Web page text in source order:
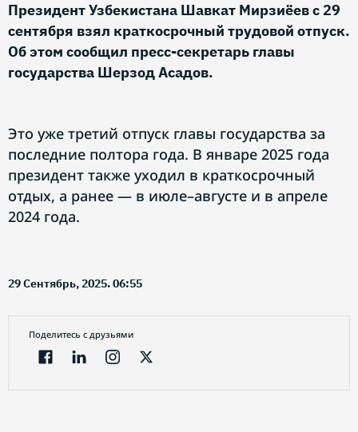
Президент Узбекистана Шавкат Мирзиёев с 29
сентября взял краткосрочный трудовой отпуск.
Об этом сообщил пресс-секретарь главы
государства Шерзод Асадов.
Это уже третий отпуск главы государства за
последние полтора года. В январе 2025 года
президент также уходил в краткосрочный
отдых, а ранее — в июле–августе и в апреле
2024 года.
29 Сентябрь, 2025. 06:55
Поделитесь с друзьями